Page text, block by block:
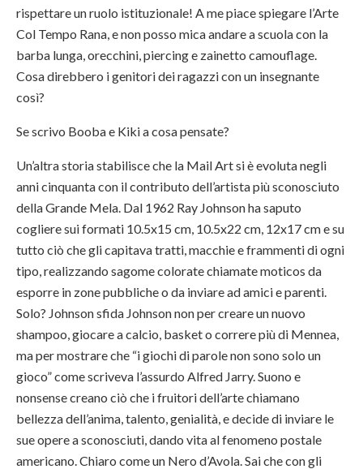
rispettare un ruolo istituzionale! A me piace spiegare l’Arte
Col Tempo Rana, e non posso mica andare a scuola con la
barba lunga, orecchini, piercing e zainetto camouflage.
Cosa direbbero i genitori dei ragazzi con un insegnante
così?
Se scrivo Booba e Kiki a cosa pensate?
Un’altra storia stabilisce che la Mail Art si è evoluta negli
anni cinquanta con il contributo dell’artista più sconosciuto
della Grande Mela. Dal 1962 Ray Johnson ha saputo
cogliere sui formati 10.5x15 cm, 10.5x22 cm, 12x17 cm e su
tutto ciò che gli capitava tratti, macchie e frammenti di ogni
tipo, realizzando sagome colorate chiamate moticos da
esporre in zone pubbliche o da inviare ad amici e parenti.
Solo? Johnson sfida Johnson non per creare un nuovo
shampoo, giocare a calcio, basket o correre più di Mennea,
ma per mostrare che “i giochi di parole non sono solo un
gioco” come scriveva l’assurdo Alfred Jarry. Suono e
nonsense creano ciò che i fruitori dell’arte chiamano
bellezza dell’anima, talento, genialità, e decide di inviare le
sue opere a sconosciuti, dando vita al fenomeno postale
americano. Chiaro come un Nero d’Avola. Sai che con gli